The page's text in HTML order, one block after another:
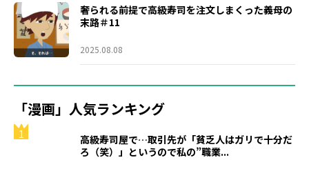
奢られる前提で高級寿司を注文しまくった義母の
末路＃11
2025.08.08
「漫画」人気ランキング
1
高級寿司屋で…取引先が「貧乏人はガリで十分だ
ろ（笑）」というので私の”職業...